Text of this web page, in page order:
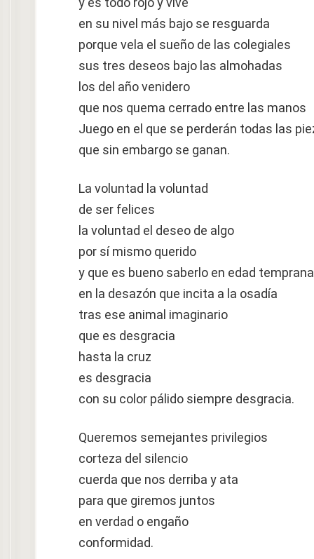
en su nivel más bajo se resguarda
porque vela el sueño de las colegiales
sus tres deseos bajo las almohadas
los del año venidero
que nos quema cerrado entre las manos
Juego en el que se perderán todas las
que sin embargo se ganan.
La voluntad la voluntad
de ser felices
la voluntad el deseo de algo
por sí mismo querido
y que es bueno saberlo en edad temprana
en la desazón que incita a la osadía
tras ese animal imaginario
que es desgracia
hasta la cruz
es desgracia
con su color pálido siempre desgracia.
Queremos semejantes privilegios
corteza del silencio
cuerda que nos derriba y ata
para que giremos juntos
en verdad o engaño
conformidad.